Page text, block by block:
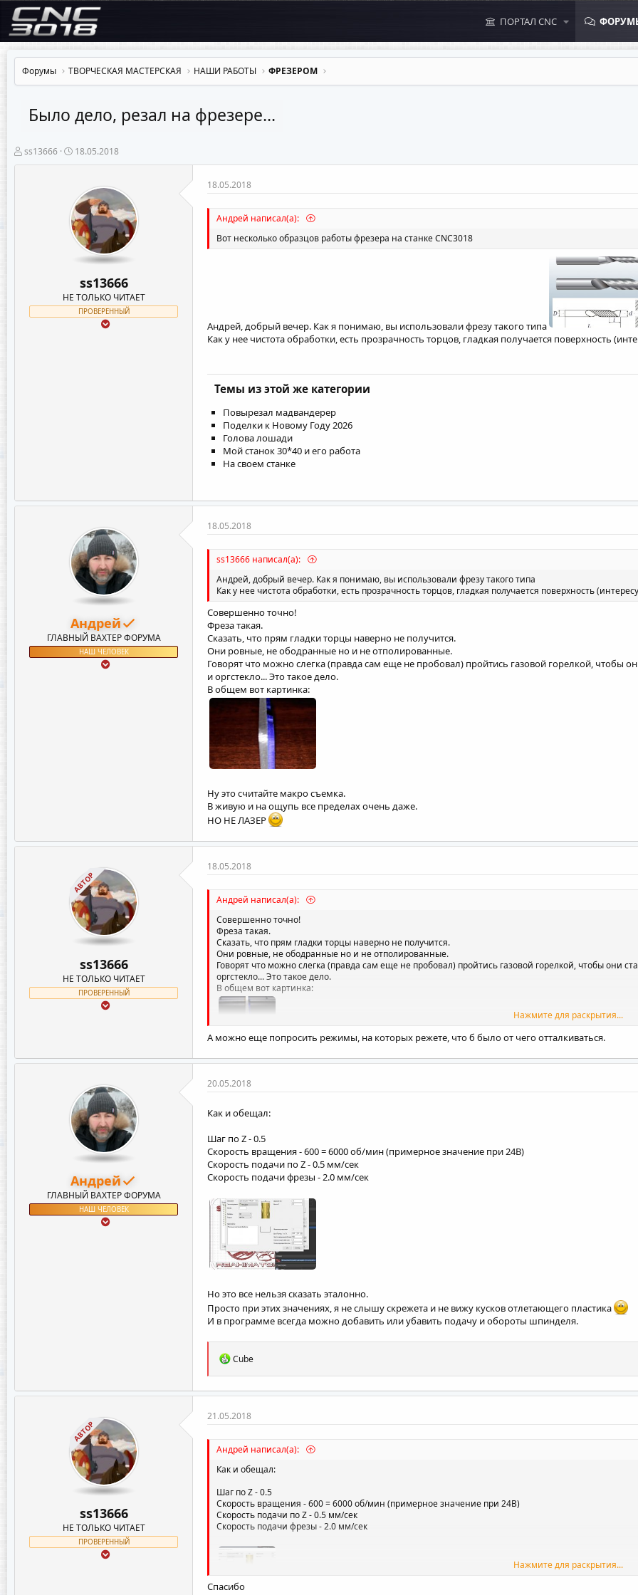
ПОРТАЛ CNC
Форумы ТВОРЧЕСКАЯ МАСТЕРСКАЯ НАШИ РАБОТЫ ФРЕЗЕРОМ
Было дело, резал на фрезере...
А
в
ss13666
Д
а
н
а
ч
а
л
18.05.2018
ss13666
НЕ ТОЛЬКО ЧИТАЕТ
ПРОВЕРЕННЫЙ
18.05.2018
Андрей написал(а):
Вот несколько образцов работы фрезера на станке CNC3018
Андрей, добрый вечер. Как я понимаю, вы использовали фрезу такого типа
Как у нее чистота обработки, есть прозрачность торцов, гладкая получается поверхность
Темы из этой же категории
Повырезал мадвандерер
Поделки к Новому Году 2026
Голова лошади
Мой станок 30*40 и его работа
На своем станке
Андрей
ГЛАВНЫЙ ВАХТЕР ФОРУМА
НАШ ЧЕЛОВЕК
18.05.2018
ss13666 написал(а):
Андрей, добрый вечер. Как я понимаю, вы использовали фрезу такого типа
Как у нее чистота обработки, есть прозрачность торцов, гладкая получается поверхность
Совершенно точно!
Фреза такая.
Сказать, что прям гладки торцы наверно не получится.
Они ровные, не ободранные но и не отполированные.
Говорят что можно слегка (правда сам еще не пробовал) пройтись газовой горелкой, чтобы
и оргстекло... Это такое дело.
В общем вот картинка:
Ну это считайте макро съемка.
В живую и на ощупь все пределах очень даже.
НО НЕ ЛАЗЕР
АВТОР
ss13666
НЕ ТОЛЬКО ЧИТАЕТ
ПРОВЕРЕННЫЙ
18.05.2018
Андрей написал(а):
Совершенно точно!
Фреза такая.
Сказать, что прям гладки торцы наверно не получится.
Они ровные, не ободранные но и не отполированные.
Говорят что можно слегка (правда сам еще не пробовал) пройтись газовой горелкой, чтобы они
оргстекло... Это такое дело.
В общем вот картинка:
Ну это считайте макро съемка.
НО НЕ ЛАЗЕР
Нажмите для раскрытия...
А можно еще попросить режимы, на которых режете, что б было от чего отталкиваться.
Андрей
ГЛАВНЫЙ ВАХТЕР ФОРУМА
НАШ ЧЕЛОВЕК
20.05.2018
Как и обещал:
Шаг по Z - 0.5
Скорость вращения - 600 = 6000 об/мин (примерное значение при 24В)
Скорость подачи по Z - 0.5 мм/сек
Скорость подачи фрезы - 2.0 мм/сек
Но это все нельзя сказать эталонно.
Просто при этих значениях, я не слышу скрежета и не вижу кусков отлетающего пластика
И в программе всегда можно добавить или убавить подачу и обороты шпинделя.
Р
а
к
и
Cube
АВТОР
ss13666
НЕ ТОЛЬКО ЧИТАЕТ
ПРОВЕРЕННЫЙ
21.05.2018
Андрей написал(а):
Как и обещал:
Шаг по Z - 0.5
Скорость вращения - 600 = 6000 об/мин (примерное значение при 24В)
Скорость подачи по Z - 0.5 мм/сек
Скорость подачи фрезы - 2.0 мм/сек
Нажмите для раскрытия...
Спасибо